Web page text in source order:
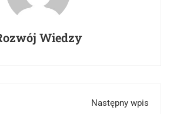
Wiedzy
Następny wpis